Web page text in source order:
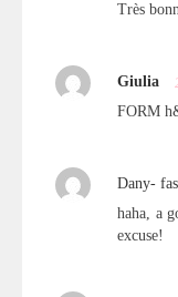
Très
Giulia
FORM
Dany-
haha, a
excuse!